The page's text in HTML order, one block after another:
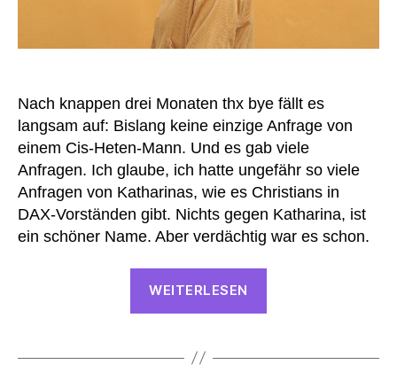
Nach knappen drei Monaten thx bye fällt es
langsam auf: Bislang keine einzige Anfrage von
einem Cis-Heten-Mann. Und es gab viele
Anfragen. Ich glaube, ich hatte ungefähr so viele
Anfragen von Katharinas, wie es Christians in
DAX-Vorständen gibt. Nichts gegen Katharina, ist
ein schöner Name. Aber verdächtig war es schon.
WEITERLESEN